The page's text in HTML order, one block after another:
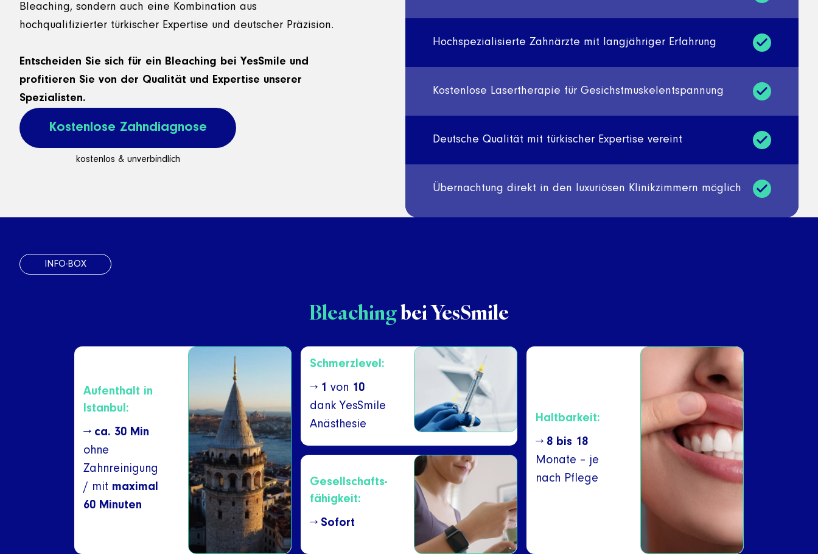
Bleaching, sondern auch eine Kombination aus
hochqualifizierter türkischer Expertise und deutscher Präzision.
Hochspezialisierte Zahnärzte mit langjähriger Erfahrung
Kostenlose Lasertherapie für Gesichstmuskelentspannung
Deutsche Qualität mit türkischer Expertise vereint
Übernachtung direkt in den luxuriösen Klinikzimmern möglich
Entscheiden Sie sich für ein Bleaching bei YesSmile und
profitieren Sie von der Qualität und Expertise unserer
Spezialisten.
Kostenlose Zahndiagnose
kostenlos & unverbindlich
Bleachingbei YesSmile
Aufenthalt in
Istanbul:
→ ca. 30 Min
ohne
Zahnreinigung
/ mit maximal
60 Minuten
Schmerzlevel:
→ 1 von 10
dank YesSmile
Anästhesie
Haltbarkeit:
→ 8 bis 18
Monate – je
nach Pflege
Gesellschafts-
fähigkeit:
→ Sofort